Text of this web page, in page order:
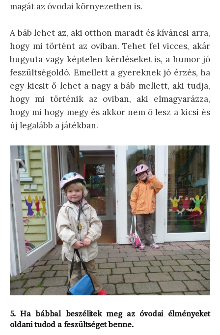
magát az óvodai környezetben is.
A báb lehet az, aki otthon maradt és kíváncsi arra,
hogy mi történt az oviban. Tehet fel vicces, akár
bugyuta vagy képtelen kérdéseket is, a humor jó
feszültségoldó. Emellett a gyereknek jó érzés, ha
egy kicsit ő lehet a nagy a báb mellett, aki tudja,
hogy mi történik az oviban, aki elmagyarázza,
hogy mi hogy megy és akkor nem ő lesz a kicsi és
új legalább a játékban.
5.Ha bábbal beszélitek meg az óvodai élményeket
oldani tudod a feszültséget benne.